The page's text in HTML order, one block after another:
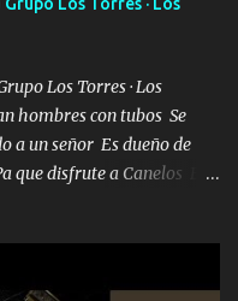
que las saque a
más que llenar Se
Los Torres · Los
hombres con tubos Se
a un señor Es dueño de
que disfrute a Canelos Es
de grandes por eso hay